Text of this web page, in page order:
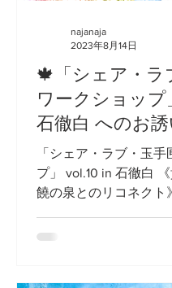
🍁「シェア・ラ
ワークショップ
石徹白 へのお誘
「シェア・ラブ・玉手
プ」 vol.10 in 石徹白 《貴女の内側の豊
饒の泉とのリコネクト
⛰ 霊峰白山の麓、美濃
najanaja
2023年8月14日